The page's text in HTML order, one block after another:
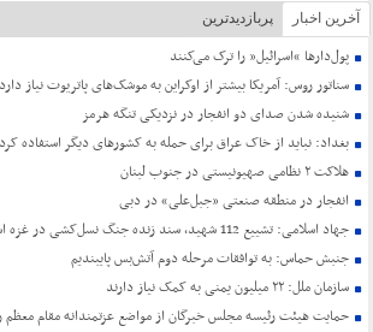
آخرین اخبار پربازدیدترین
پول‌دارها “اسرائیل” را ترک می‌کنند
سناتور روس: آمریکا بیشتر از اوکراین به موشک‌های پاتریوت نیاز دارد
شنیده شدن صدای دو انفجار در نزدیکی تنگه هرمز
بغداد: نباید از خاک عراق برای حمله به کشورهای دیگر استفاده کرد
هلاکت ۲ نظامی صهیونیستی در جنوب لبنان
انفجار در منطقه صنعتی «جبل‌علی» در دبی
جهاد اسلامی: تشییع 112 شهید، سند زنده جنگ نسل‌کشی در غزه است
جنبش حماس: به توافقات مرحله دوم آتش‌بس پایبندیم
سازمان ملل: ۲۲ میلیون یمنی به کمک نیاز دارند
حمایت هیئت رئیسه مجلس خبرگان از مواضع عزتمندانه مقام معظم